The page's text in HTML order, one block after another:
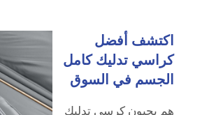
اكتشف أفضل
كراسي تدليك كامل
الجسم في السوق
هم يحبون كرسي تدليك